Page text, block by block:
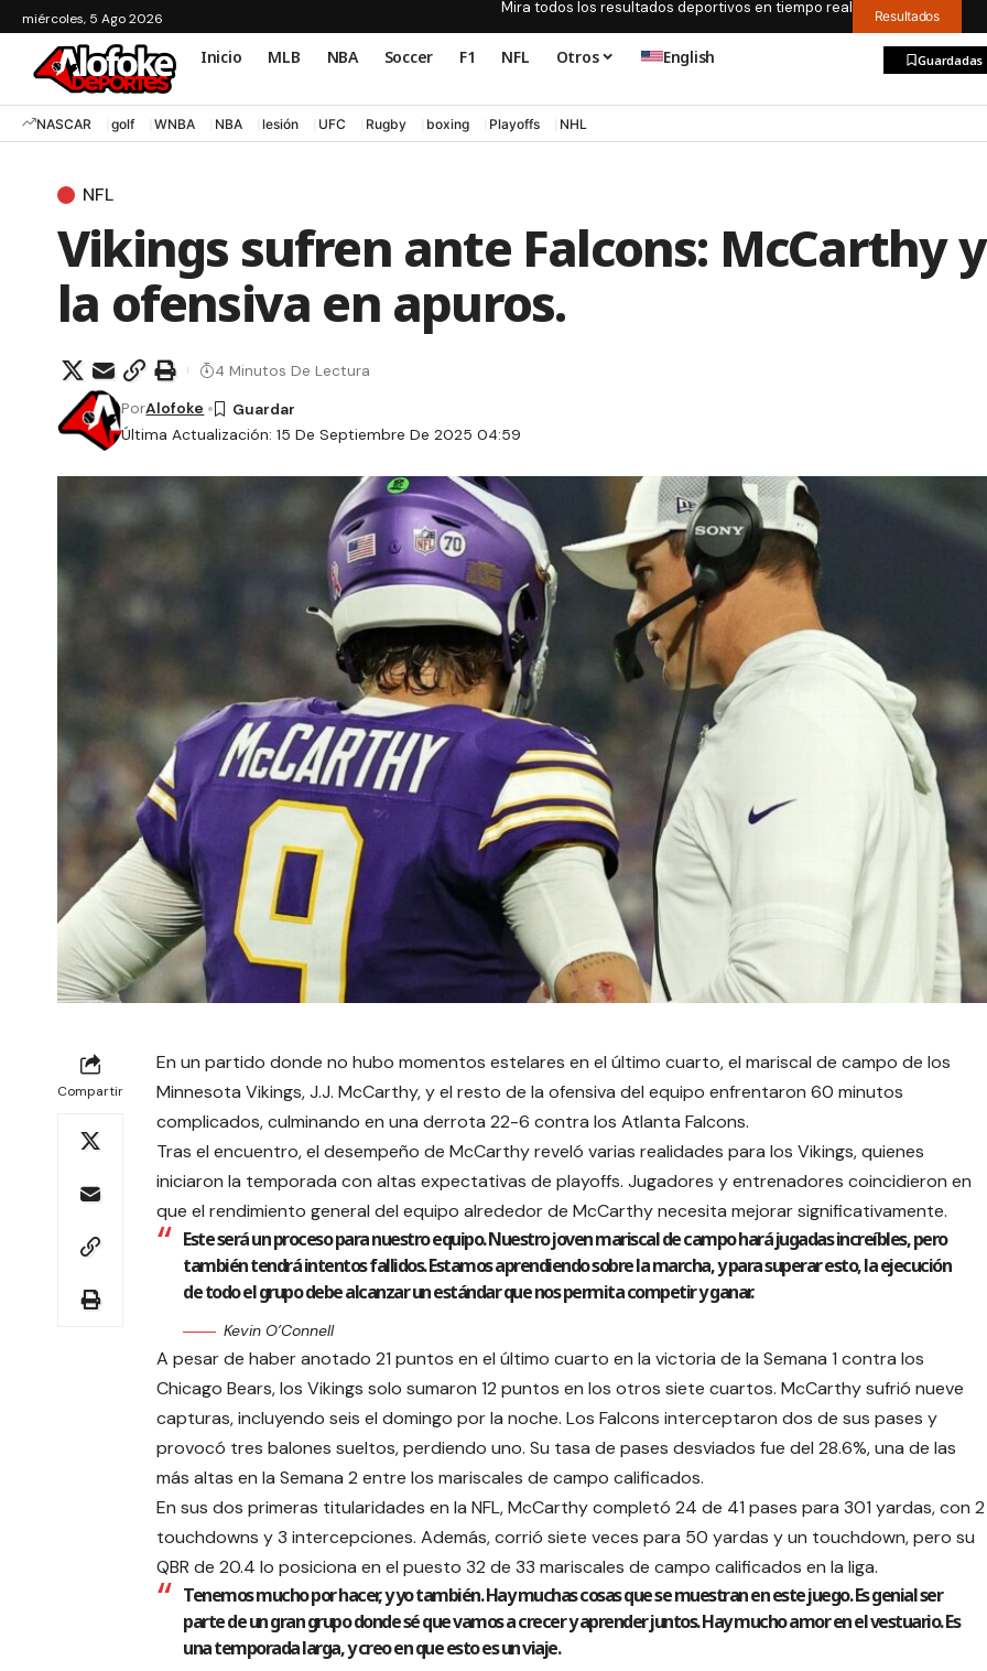
miércoles, 5 Ago 2026
Mira todos los resultados deportivos en tiempo real Resultados
Inicio MLB NBA Soccer F1 NFL Otros English Guardadas
NASCAR golf WNBA NBA lesión UFC Rugby boxing Playoffs NHL
NFL
Vikings sufren ante Falcons: McCarthy y
la ofensiva en apuros.
Última Actualización: 15 De Septiembre De 2025 04:59
PorAlofoke
4 Minutos De Lectura
Compartir
En un partido donde no hubo momentos estelares en el último cuarto, el mariscal de campo de los
Minnesota Vikings, J.J. McCarthy, y el resto de la ofensiva del equipo enfrentaron 60 minutos
complicados, culminando en una derrota 22-6 contra los Atlanta Falcons.
Tras el encuentro, el desempeño de McCarthy reveló varias realidades para los Vikings, quienes
iniciaron la temporada con altas expectativas de playoffs. Jugadores y entrenadores coincidieron en
que el rendimiento general del equipo alrededor de McCarthy necesita mejorar significativamente.
Este será un proceso para nuestro equipo. Nuestro joven mariscal de campo hará jugadas increíbles, pero
también tendrá intentos fallidos. Estamos aprendiendo sobre la marcha, y para superar esto, la ejecución
de todo el grupo debe alcanzar un estándar que nos permita competir y ganar.
Kevin O’Connell
A pesar de haber anotado 21 puntos en el último cuarto en la victoria de la Semana 1 contra los
Chicago Bears, los Vikings solo sumaron 12 puntos en los otros siete cuartos. McCarthy sufrió nueve
capturas, incluyendo seis el domingo por la noche. Los Falcons interceptaron dos de sus pases y
provocó tres balones sueltos, perdiendo uno. Su tasa de pases desviados fue del 28.6%, una de las
más altas en la Semana 2 entre los mariscales de campo calificados.
En sus dos primeras titularidades en la NFL, McCarthy completó 24 de 41 pases para 301 yardas, con 2
touchdowns y 3 intercepciones. Además, corrió siete veces para 50 yardas y un touchdown, pero su
QBR de 20.4 lo posiciona en el puesto 32 de 33 mariscales de campo calificados en la liga.
Tenemos mucho por hacer, y yo también. Hay muchas cosas que se muestran en este juego. Es genial ser
parte de un gran grupo donde sé que vamos a crecer y aprender juntos. Hay mucho amor en el vestuario. Es
una temporada larga, y creo en que esto es un viaje.